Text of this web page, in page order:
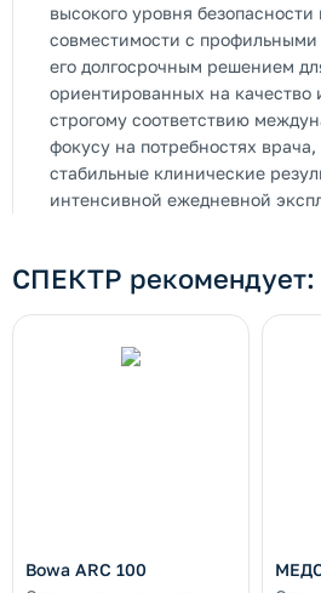
высокого уровня
совместимости с профильными
его долгосрочным решением
ориентированных на качество
строгому соответствию
фокусу на потребностях
стабильные клинические
интенсивной ежедневной
СПЕКТР рекомендует:
Bowa ARC 100